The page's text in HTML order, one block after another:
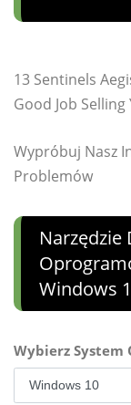
13 Sentinels
Good Job Selling
Wypróbuj Nasz
Problemów
Narzędzie
Windows
Wybierz System